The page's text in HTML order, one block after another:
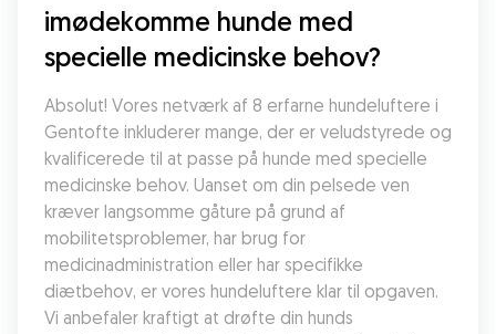
imødekomme hunde med
specielle medicinske behov?
Absolut! Vores netværk af 8 erfarne hundeluftere i
Gentofte inkluderer mange, der er veludstyrede og
kvalificerede til at passe på hunde med specielle
medicinske behov. Uanset om din pelsede ven
kræver langsomme gåture på grund af
mobilitetsproblemer, har brug for
medicinadministration eller har specifikke
diætbehov, er vores hundeluftere klar til opgaven.
Vi anbefaler kraftigt at drøfte din hunds